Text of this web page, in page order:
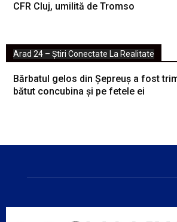
CFR Cluj, umilită de Tromso
Arad 24 – Știri Conectate La Realitate
Bărbatul gelos din Șepreuș a fost
bătut concubina și pe fetele ei